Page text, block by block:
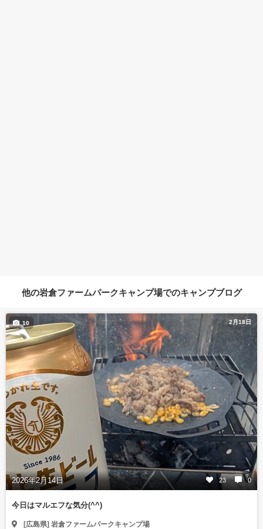
他の岩倉ファームパークキャンプ場でのキャンプブログ
2月18日
2026年2月14日 23 0
10
今日はマルエフな気分(^^)
[広島県] 岩倉ファームパークキャンプ場